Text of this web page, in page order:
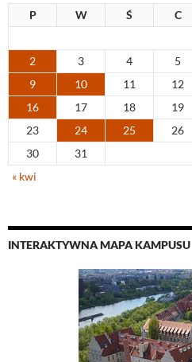
P W Ś C
2
3 4 5
9
10 11 12
16
17 18 19
23
24 25 26
30
31
« kwi
INTERAKTYWNA MAPA KAMPUSU